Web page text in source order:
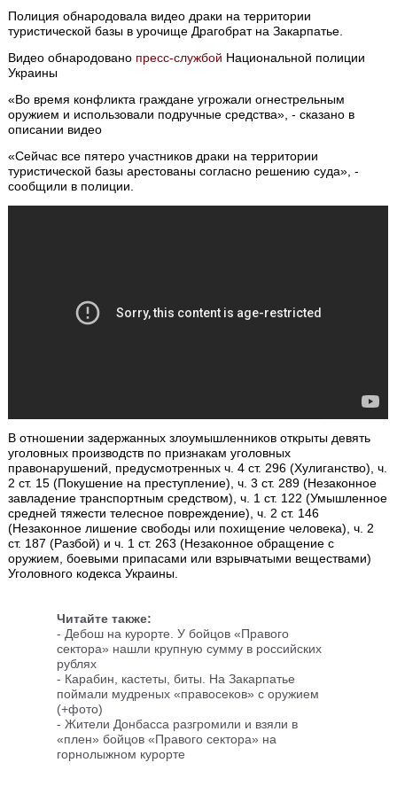
Полиция обнародовала видео драки на территории
туристической базы в урочище Драгобрат на Закарпатье.
Видео обнародовано пресс-службой Национальной полиции
Украины
«Во время конфликта граждане угрожали огнестрельным
оружием и использовали подручные средства», - сказано в
описании видео
«Сейчас все пятеро участников драки на территории
туристической базы арестованы согласно решению суда», -
сообщили в полиции.
В отношении задержанных злоумышленников открыты девять
уголовных производств по признакам уголовных
правонарушений, предусмотренных ч. 4 ст. 296 (Хулиганство), ч.
2 ст. 15 (Покушение на преступление), ч. 3 ст. 289 (Незаконное
завладение транспортным средством), ч. 1 ст. 122 (Умышленное
средней тяжести телесное повреждение), ч. 2 ст. 146
(Незаконное лишение свободы или похищение человека), ч. 2
ст. 187 (Разбой) и ч. 1 ст. 263 (Незаконное обращение с
оружием, боевыми припасами или взрывчатыми веществами)
Уголовного кодекса Украины.
Читайте также:
- Дебош на курорте. У бойцов «Правого
сектора» нашли крупную сумму в российских
рублях
- Карабин, кастеты, биты. На Закарпатье
поймали мудреных «правосеков» с оружием
(+фото)
- Жители Донбасса разгромили и взяли в
«плен» бойцов «Правого сектора» на
горнолыжном курорте